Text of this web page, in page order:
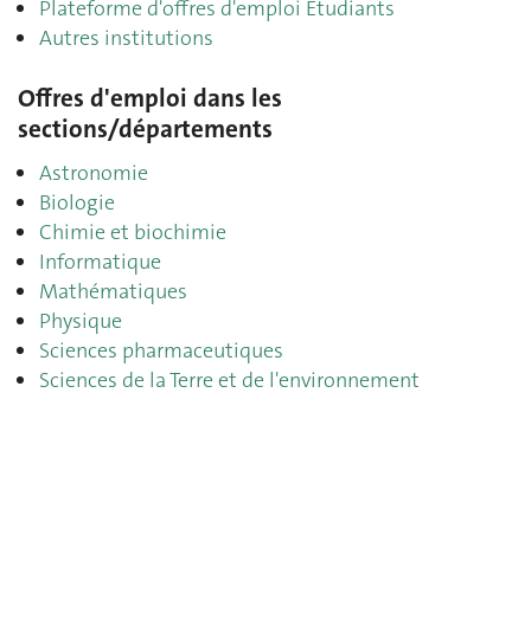
Plateforme d'offres d'emploi Etudiants
Autres institutions
Offres d'emploi dans les
sections/départements
Astronomie
Biologie
Chimie et biochimie
Informatique
Mathématiques
Physique
Sciences pharmaceutiques
Sciences de la Terre et de l'environnement